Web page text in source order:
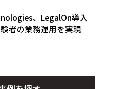
、LegalOn導入
者の業務運用を実現